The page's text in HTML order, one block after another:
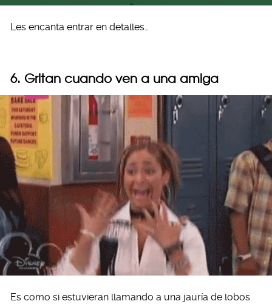
Les encanta entrar en detalles…
6. Gritan cuando ven a una amiga
Es como si estuvieran llamando a una jauría de lobos.